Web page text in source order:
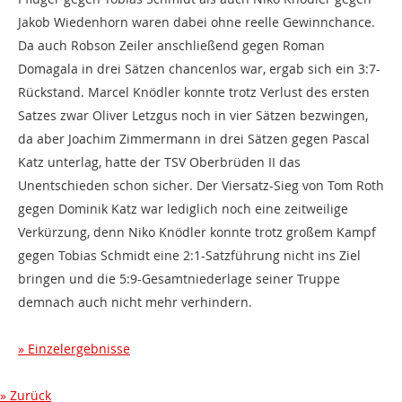
Jakob Wiedenhorn waren dabei ohne reelle Gewinnchance.
Da auch Robson Zeiler anschließend gegen Roman
Domagala in drei Sätzen chancenlos war, ergab sich ein 3:7-
Rückstand. Marcel Knödler konnte trotz Verlust des ersten
Satzes zwar Oliver Letzgus noch in vier Sätzen bezwingen,
da aber Joachim Zimmermann in drei Sätzen gegen Pascal
Katz unterlag, hatte der TSV Oberbrüden II das
Unentschieden schon sicher. Der Viersatz-Sieg von Tom Roth
gegen Dominik Katz war lediglich noch eine zeitweilige
Verkürzung, denn Niko Knödler konnte trotz großem Kampf
gegen Tobias Schmidt eine 2:1-Satzführung nicht ins Ziel
bringen und die 5:9-Gesamtniederlage seiner Truppe
demnach auch nicht mehr verhindern.
Einzelergebnisse
Zurück